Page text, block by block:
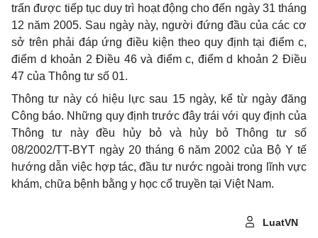
trấn được tiếp tục duy trì hoạt động cho đến ngày 31 tháng
12 năm 2005. Sau ngày này, người đứng đầu của các cơ
sở trên phải đáp ứng điều kiện theo quy định tại điểm c,
điểm d khoản 2 Điều 46 và điểm c, điểm d khoản 2 Điều
47 của Thông tư số 01.
Thông tư này có hiệu lực sau 15 ngày, kể từ ngày đăng
Công báo. Những quy định trước đây trái với quy định của
Thông tư này đều hủy bỏ và hủy bỏ Thông tư số
08/2002/TT-BYT ngày 20 tháng 6 năm 2002 của Bộ Y tế
hướng dẫn việc hợp tác, đầu tư nước ngoài trong lĩnh vực
khám, chữa bệnh bằng y học cổ truyền tại Việt Nam.
LuatVN